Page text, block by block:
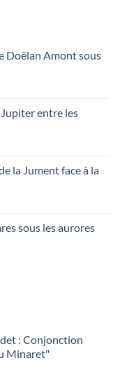
Doëlan Amont sous
entre les
la Jument face à la
sous les aurores
: Conjonction
Minaret"